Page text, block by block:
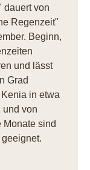
dauert von
Regenzeit"
Beginn,
und lässt
Grad
in etwa
und von
Monate sind